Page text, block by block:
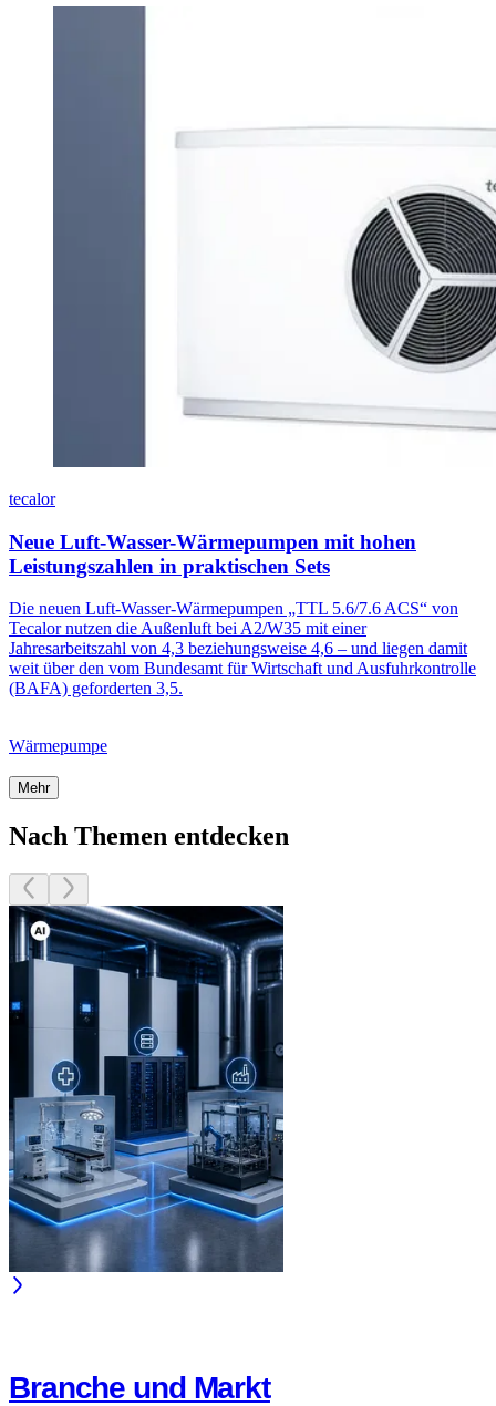
tecalor
Neue Luft-Wasser-Wärmepumpen mit hohen
Leistungszahlen in praktischen Sets
Die neuen Luft-Wasser-Wärmepumpen „TTL 5.6/7.6 ACS“ von
Tecalor nutzen die Außenluft bei A2/W35 mit einer
Jahresarbeitszahl von 4,3 beziehungsweise 4,6 – und liegen damit
weit über den vom Bundesamt für Wirtschaft und Ausfuhrkontrolle
(BAFA) geforderten 3,5.
Wärmepumpe
Mehr
Nach Themen entdecken
Branche und Markt